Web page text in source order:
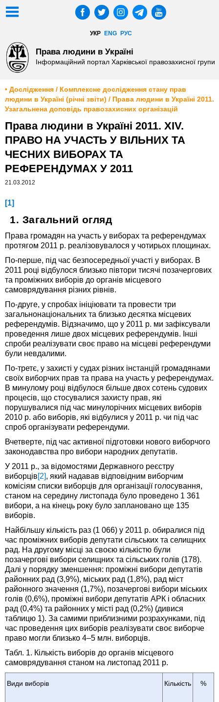
УКР ENG РУС
Права людини в Україні
Інформаційний портал Харківської правозахисної групи
• Дослідження / Комплексне дослідження стану прав
людини в Україні (річні звіти) / Права людини в Україні 2011.
Узагальнена доповідь правозахисних організацій
Права людини в Україні 2011. XIV.
ПРАВО НА УЧАСТЬ У ВІЛЬНИХ ТА
ЧЕСНИХ ВИБОРАХ ТА
РЕФЕРЕНДУМАХ У 2011
21.03.2012
[1]
1. Загальний огляд
Права громадян на участь у виборах та референдумах
протягом 2011 р. реалізовувалося у чотирьох площинах.
По-перше, під час безпосередньої участі у виборах. В
2011 році відбулося близько півтори тисячі позачергових
та проміжних виборів до органів місцевого
самоврядування різних рівнів.
По-друге, у спробах ініціювати та провести три
загальнонаціональних та близько десятка місцевих
референдумів. Відзначимо, що у 2011 р. ми зафіксували
проведення лише двох місцевих референдумів. Інші
спроби реалізувати своє право на місцеві референдуми
були невдалими.
По-третє, у захисті у судах різних інстанцій громадянами
своїх виборчих прав та права на участь у референдумах.
В минулому році відбулося більше двох сотень судових
процесів, що стосувалися захисту прав, які
порушувалися під час минулорічних місцевих виборів
2010 р. або виборів, які відбулися у 2011 р. чи під час
спроб організувати референдуми.
Вчетверте, під час активної підготовки нового виборчого
законодавства про вибори народних депутатів.
У 2011 р., за відомостями Державного реєстру
виборців [2] , який надавав відповідним виборчим
комісіям списки виборців для організації голосування,
станом на середину листопада було проведено 1 361
вибори, а на кінець року було заплановано ще 135
виборів.
Найбільшу кількість раз (1 066) у 2011 р. обиралися під
час проміжних виборів депутати сільських та селищних
рад. На другому місці за своєю кількістю були
позачергові вибори селищних та сільських голів (178).
Далі у порядку зменшення: проміжні вибори депутатів
районних рад (3,9%), міських рад (1,8%), рад міст
районного значення (1,7%), позачергові вибори міських
голів (0,6%), проміжні вибори депутатів АРК і обласних
рад (0,4%) та районних у місті рад (0,2%) (дивися
таблицю 1). За самими приблизними розрахунками, під
час проведення цих виборів реалізувати своє виборче
право могли близько 4–5 млн. виборців.
Табл. 1. Кількість виборів до органів місцевого
самоврядування станом на листопад 2011 р.
Види виборів Кількість %